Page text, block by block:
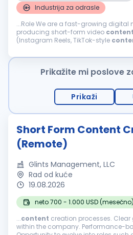
Industrija za odrasle
...Role We are a fast-growing
producing short-form video content
(Instagram Reels, TikTok-style
tools and turns...
Prikažite mi poslove
Prikaži
Short Form Content
(Remote)
Glints Management, LLC
Rad od kuće
19.08.2026
neto 700 - 1.000 USD (mesečno)
...content creation processes.
within the company. Performance-